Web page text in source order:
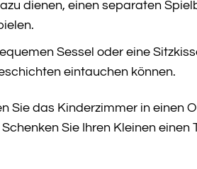
dienen, einen separaten
Sessel oder eine
eintauchen können.
Sie das Kinderzimmer in einen
Sie Ihren Kleinen